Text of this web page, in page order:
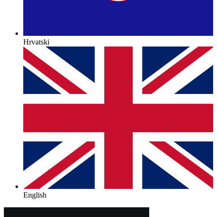
Hrvatski
English